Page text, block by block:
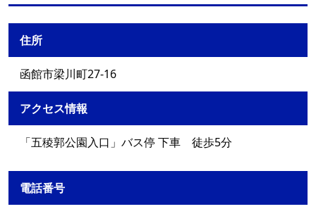
住所
函館市梁川町27-16
アクセス情報
「五稜郭公園入口」バス停 下車 徒歩5分
電話番号